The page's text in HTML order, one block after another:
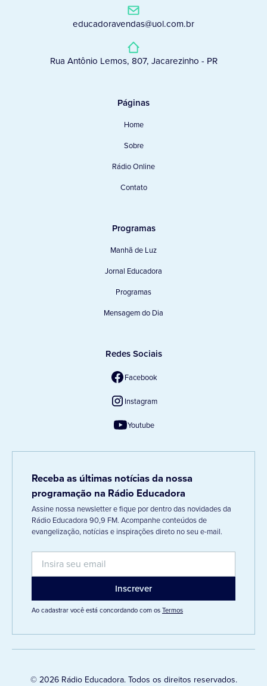
educadoravendas@uol.com.br
Rua Antônio Lemos, 807, Jacarezinho - PR
Páginas
Home
Sobre
Rádio Online
Contato
Programas
Manhã de Luz
Jornal Educadora
Programas
Mensagem do Dia
Redes Sociais
Facebook
Instagram
Youtube
Receba as últimas notícias da nossa
programação na Rádio Educadora
Assine nossa newsletter e fique por dentro das novidades da
Rádio Educadora 90,9 FM. Acompanhe conteúdos de
evangelização, notícias e inspirações direto no seu e-mail.
Ao cadastrar você está concordando com osTermos
© 2026 Rádio Educadora. Todos os direitos reservados.